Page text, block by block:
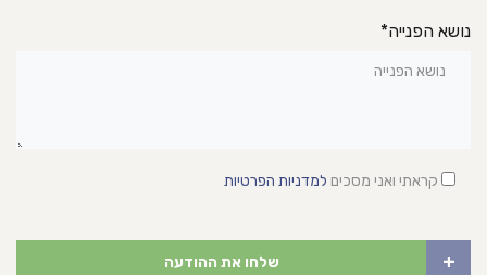
נושא הפנייה*
קראתי ואני מסכים למדניות הפרטיות
שלחו את ההודעה +